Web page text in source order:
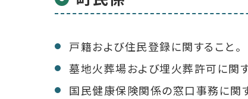
戸籍および住民登録に関すること。
墓地火葬場および埋火葬許可に関す
国民健康保険関係の窓口事務に関す